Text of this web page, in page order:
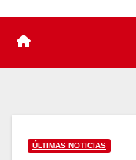
ÚLTIMAS NOTICIAS